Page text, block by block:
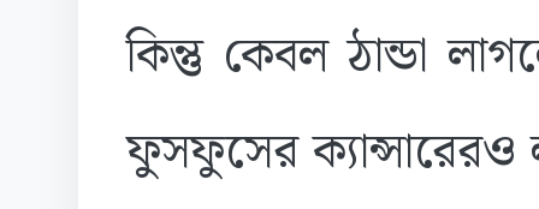
কিন্তু কেবল ঠান্ডা
ফুসফুসের ক্যান্সারেরও